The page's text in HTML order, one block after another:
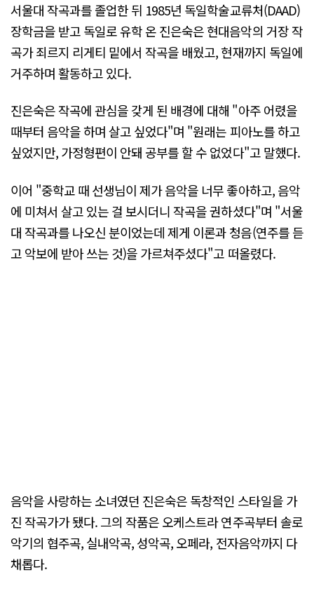
서울대 작곡과를 졸업한 뒤 1985년 독일학술교류처(DAAD)
장학금을 받고 독일로 유학 온 진은숙은 현대음악의 거장 작
곡가 죄르지 리게티 밑에서 작곡을 배웠고, 현재까지 독일에
거주하며 활동하고 있다.
진은숙은 작곡에 관심을 갖게 된 배경에 대해 "아주 어렸을
때부터 음악을 하며 살고 싶었다"며 "원래는 피아노를 하고
싶었지만, 가정형편이 안돼 공부를 할 수 없었다"고 말했다.
이어 "중학교 때 선생님이 제가 음악을 너무 좋아하고, 음악
에 미쳐서 살고 있는 걸 보시더니 작곡을 권하셨다"며 "서울
대 작곡과를 나오신 분이었는데 제게 이론과 청음(연주를 듣
고 악보에 받아 쓰는 것)을 가르쳐주셨다"고 떠올렸다.
음악을 사랑하는 소녀였던 진은숙은 독창적인 스타일을 가
진 작곡가가 됐다. 그의 작품은 오케스트라 연주곡부터 솔로
악기의 협주곡, 실내악곡, 성악곡, 오페라, 전자음악까지 다
채롭다.